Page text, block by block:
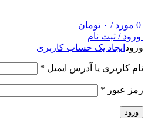
0 مورد / ۰ تومان
ورود / ثبت نام
ورود ایجاد یک حساب کاربری
نام کاربری یا آدرس ایمیل *
رمز عبور *
ورود